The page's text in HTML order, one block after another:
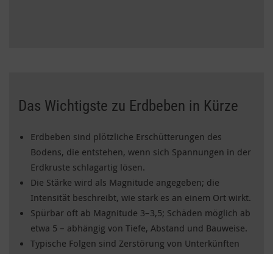
Das Wichtigste zu Erdbeben in Kürze
Erdbeben sind plötzliche Erschütterungen des
Bodens, die entstehen, wenn sich Spannungen in der
Erdkruste schlagartig lösen.
Die Stärke wird als Magnitude angegeben; die
Intensität beschreibt, wie stark es an einem Ort wirkt.
Spürbar oft ab Magnitude 3–3,5; Schäden möglich ab
etwa 5 – abhängig von Tiefe, Abstand und Bauweise.
Typische Folgen sind Zerstörung von Unterkünften